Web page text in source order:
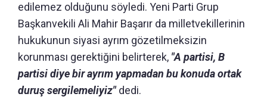
edilemez olduğunu söyledi. Yeni Parti Grup
Başkanvekili Ali Mahir Başarır da milletvekillerinin
hukukunun siyasi ayrım gözetilmeksizin
korunması gerektiğini belirterek, "A partisi, B
partisi diye bir ayrım yapmadan bu konuda ortak
duruş sergilemeliyiz"dedi.